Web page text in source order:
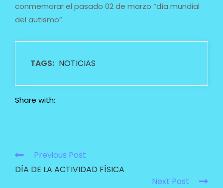
conmemorar el pasado 02 de marzo “día mundial
del autismo”.
TAGS: NOTICIAS
Share with:
Previous Post
DÍA DE LA ACTIVIDAD FÍSICA
Next Post